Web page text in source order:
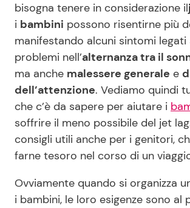
bisogna tenere in considerazione il
i bambini possono risentirne più
manifestando alcuni sintomi
problemi nell’alternanza tra il
ma anche malessere generale e
dell’attenzione. Vediamo quindi
che c’è da sapere per aiutare i
soffrire il meno possibile del jet
consigli utili anche per i genitori,
farne tesoro nel corso di un
Ovviamente quando si organizza
i bambini, le loro esigenze sono al